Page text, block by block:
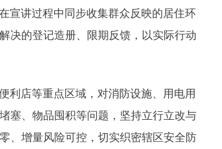
宣讲过程中同步收集群众反映的居住环
决的登记造册、限期反馈，以实际行动
利店等重点区域，对消防设施、用电用
塞、物品囤积等问题，坚持立行立改与
、增量风险可控，切实织密辖区安全防